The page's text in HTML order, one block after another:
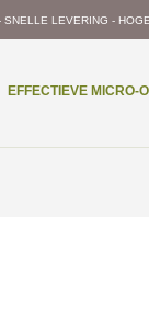
SNELLE LEVERING -
EFFECTIEVE MICRO-